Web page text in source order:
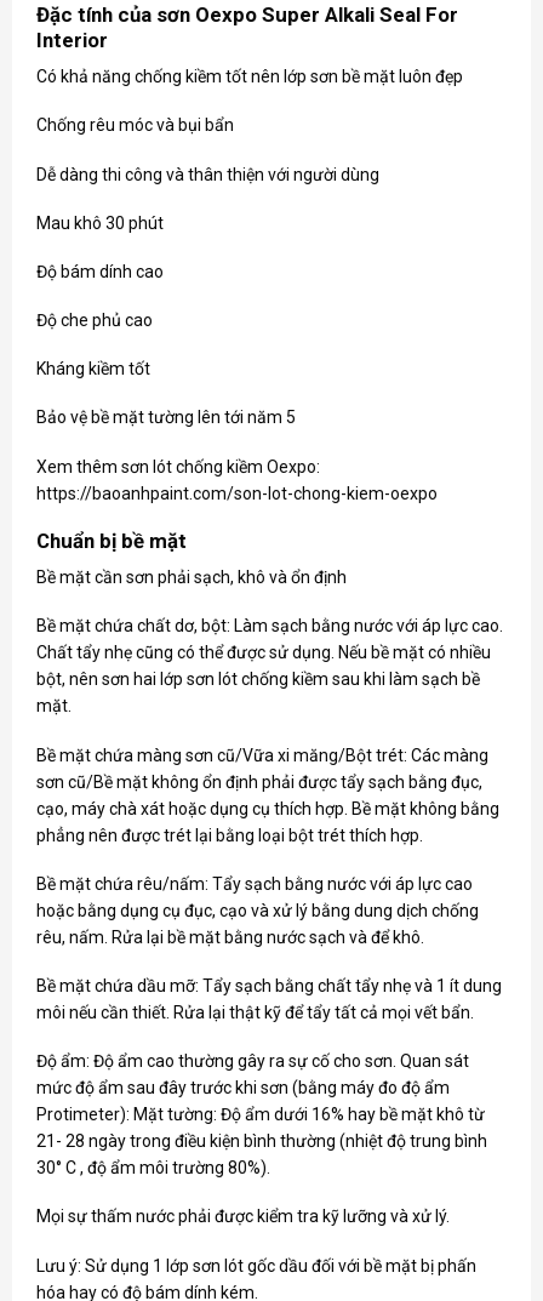
Đặc tính của sơn Oexpo Super Alkali Seal For
Interior
Có khả năng chống kiềm tốt nên lớp sơn bề mặt luôn đẹp
Chống rêu móc và bụi bẩn
Dễ dàng thi công và thân thiện với người dùng
Mau khô 30 phút
Độ bám dính cao
Độ che phủ cao
Kháng kiềm tốt
Bảo vệ bề mặt tường lên tới năm 5
Xem thêm sơn lót chống kiềm Oexpo:
https://baoanhpaint.com/son-lot-chong-kiem-oexpo
Chuẩn bị bề mặt
Bề mặt cần sơn phải sạch, khô và ổn định
Bề mặt chứa chất dơ, bột: Làm sạch bằng nước với áp lực cao.
Chất tẩy nhẹ cũng có thể được sử dụng. Nếu bề mặt có nhiều
bột, nên sơn hai lớp sơn lót chống kiềm sau khi làm sạch bề
mặt.
Bề mặt chứa màng sơn cũ/Vữa xi măng/Bột trét: Các màng
sơn cũ/Bề mặt không ổn định phải được tẩy sạch bằng đục,
cạo, máy chà xát hoặc dụng cụ thích hợp. Bề mặt không bằng
phẳng nên được trét lại bằng loại bột trét thích hợp.
Bề mặt chứa rêu/nấm: Tẩy sạch bằng nước với áp lực cao
hoặc bằng dụng cụ đục, cạo và xử lý bằng dung dịch chống
rêu, nấm. Rửa lại bề mặt bằng nước sạch và để khô.
Bề mặt chứa dầu mỡ: Tẩy sạch bằng chất tẩy nhẹ và 1 ít dung
môi nếu cần thiết. Rửa lại thật kỹ để tẩy tất cả mọi vết bẩn.
Độ ẩm: Độ ẩm cao thường gây ra sự cố cho sơn. Quan sát
mức độ ẩm sau đây trước khi sơn (bằng máy đo độ ẩm
Protimeter): Mặt tường: Độ ẩm dưới 16% hay bề mặt khô từ
21- 28 ngày trong điều kiện bình thường (nhiệt độ trung bình
30° C , độ ẩm môi trường 80%).
Mọi sự thấm nước phải được kiểm tra kỹ lưỡng và xử lý.
Lưu ý: Sử dụng 1 lớp sơn lót gốc dầu đối với bề mặt bị phấn
hóa hay có độ bám dính kém.